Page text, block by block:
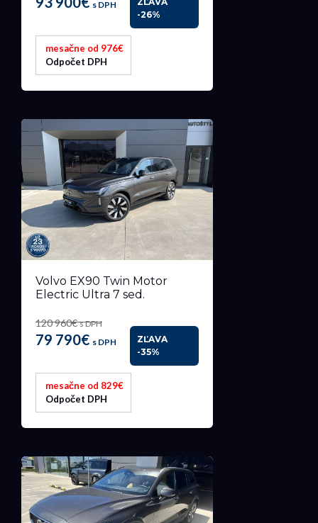
s DPH
-26%
mesačne od 976€
Odpočet DPH
Volvo EX90 Twin Motor
Electric Ultra 7 sed.
120 960€s DPH
79 790€ s DPH
ZĽAVA
-35%
mesačne od 829€
Odpočet DPH